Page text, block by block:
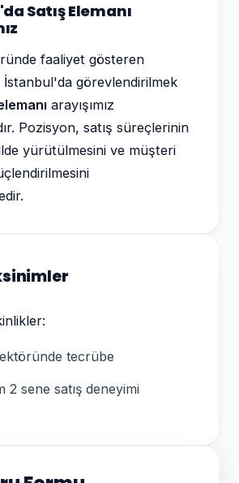
Satış Elemanı
faaliyet gösteren
İstanbul'da görevlendirilmek
arayışımız
Pozisyon, satış süreçlerinin
yürütülmesini ve müşteri
tecrübe
2 sene satış deneyimi